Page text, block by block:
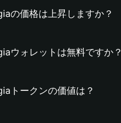
の価格は上昇しますか？
ウォレットは無料ですか？
トークンの価値は？